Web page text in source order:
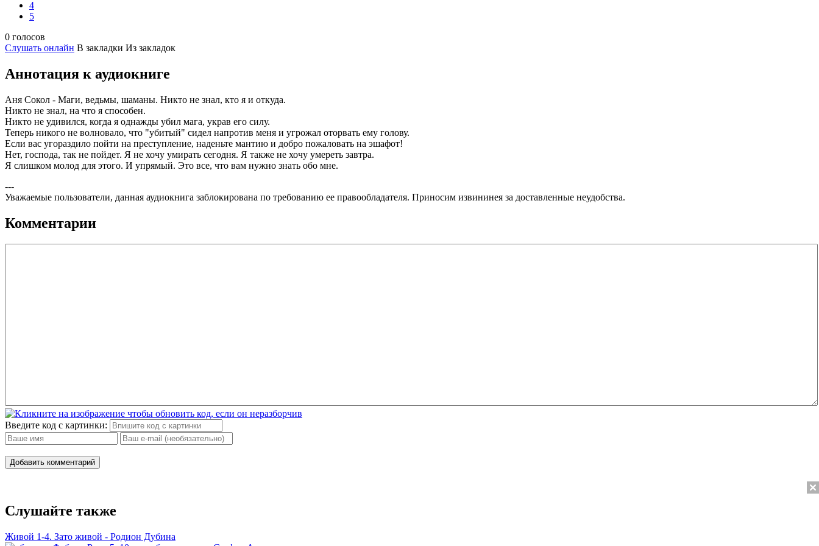
4
5
0 голосов
Слушать онлайн В закладки Из закладок
Аннотация к аудиокниге
Аня Сокол - Маги, ведьмы, шаманы. Никто не знал, кто я и откуда.
Никто не знал, на что я способен.
Никто не удивился, когда я однажды убил мага, украв его силу.
Теперь никого не волновало, что "убитый" сидел напротив меня и угрожал оторвать ему голову.
Если вас угораздило пойти на преступление, наденьте мантию и добро пожаловать на эшафот!
Нет, господа, так не пойдет. Я не хочу умирать сегодня. Я также не хочу умереть завтра.
Я слишком молод для этого. И упрямый. Это все, что вам нужно знать обо мне.
---
Уважаемые пользователи, данная аудиокнига заблокирована по требованию ее правообладателя. Приносим извининея за доставленные неудобства.
Комментарии
Введите код с картинки:
Добавить комментарий
Слушайте также
Живой 1-4. Зато живой - Родион Дубина